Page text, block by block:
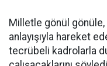
Milletle gönül
anlayışıyla hareket
tecrübeli kadrolarla